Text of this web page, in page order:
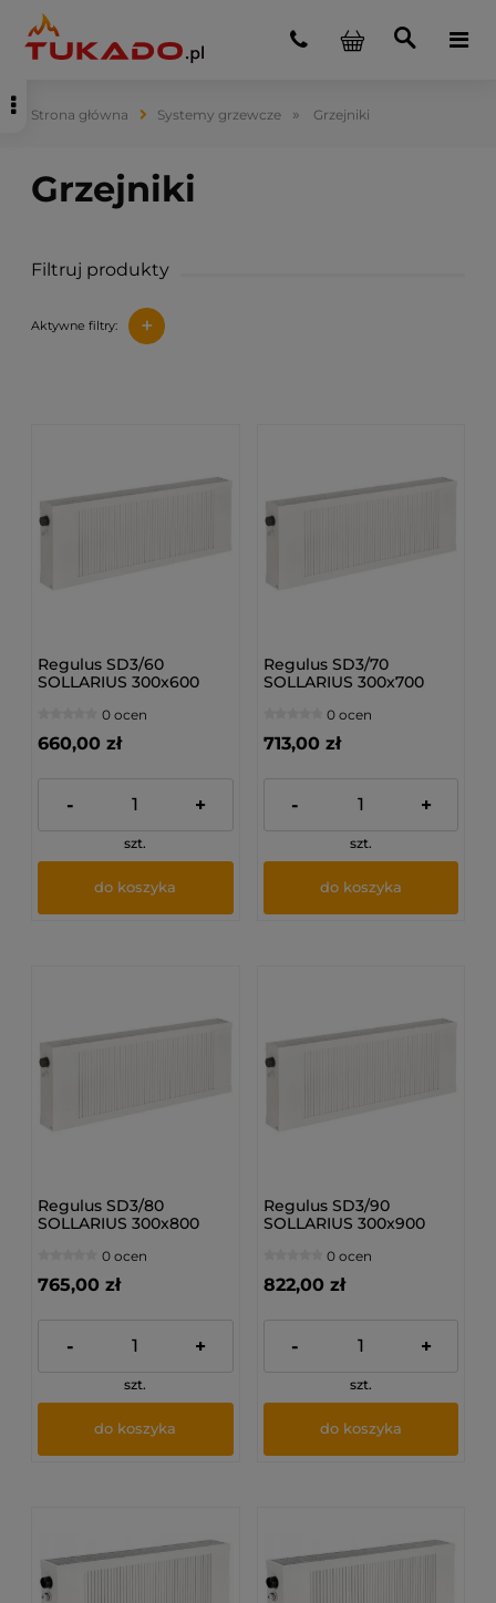
Strona główna Systemy grzewcze » Grzejniki
Filtruj produkty
Aktywne filtry: +
Regulus SD3/60
SOLLARIUS 300x600
dolnozasilany
0 ocen
660,00 zł
- +
szt.
do koszyka
Regulus SD3/70
SOLLARIUS 300x700
dolnozasilany
0 ocen
713,00 zł
- +
szt.
do koszyka
Regulus SD3/80
SOLLARIUS 300x800
dolnozasilany
0 ocen
765,00 zł
- +
szt.
do koszyka
Regulus SD3/90
SOLLARIUS 300x900
dolnozasilany
0 ocen
822,00 zł
- +
szt.
do koszyka